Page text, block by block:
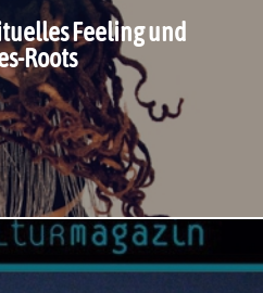
Feeling und
Roots